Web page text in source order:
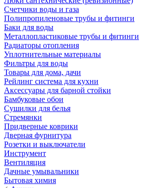
Счетчики воды и газа
Полипропиленовые трубы и фитинги
Баки для воды
Металлопластиковые трубы и фитинги
Радиаторы отопления
Уплотнительные материалы
Фильтры для воды
Товары для дома, дачи
Рейлинг система для кухни
Аксессуары для барной стойки
Бамбуковые обои
Сушилки для белья
Стремянки
Придверные коврики
Дверная фурнитура
Розетки и выключатели
Инструмент
Вентиляция
Дачные умывальники
Бытовая химия